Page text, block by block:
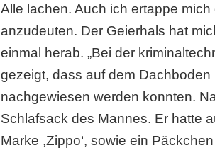
Alle lachen. Auch ich ertappe
anzudeuten. Der Geierhals hat
einmal herab. „Bei der
gezeigt, dass auf dem
nachgewiesen werden konnten.
Schlafsack des Mannes. Er hatte
Marke ,Zippo‘, sowie ein